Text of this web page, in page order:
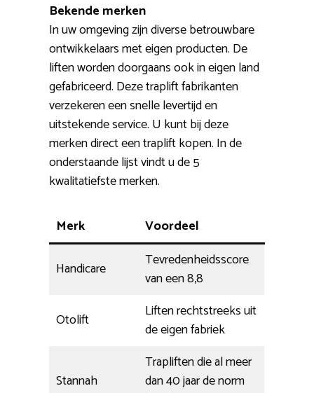
Bekende merken
In uw omgeving zijn diverse betrouwbare
ontwikkelaars met eigen producten. De
liften worden doorgaans ook in eigen land
gefabriceerd. Deze traplift fabrikanten
verzekeren een snelle levertijd en
uitstekende service. U kunt bij deze
merken direct een traplift kopen. In de
onderstaande lijst vindt u de 5
kwalitatiefste merken.
Merk Voordeel
Handicare
Tevredenheidsscore
van een 8,8
Otolift
Liften rechtstreeks uit
de eigen fabriek
Stannah
Trapliften die al meer
dan 40 jaar de norm